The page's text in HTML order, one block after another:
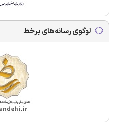
لوگوی رسانه‌های برخط